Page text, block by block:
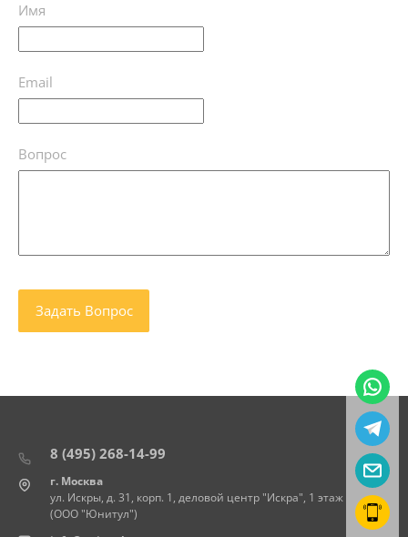
Имя
Email
Вопрос
8 (495) 268-14-99
г. Москва
ул. Искры, д. 31, корп. 1, деловой центр "Искра", 1 этаж
(ООО "Юнитул")